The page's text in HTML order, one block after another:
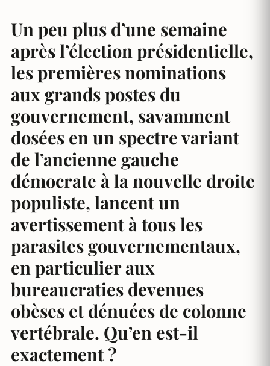
Un peu plus d’une semaine
après l’élection présidentielle,
les premières nominations
aux grands postes du
gouvernement, savamment
dosées en un spectre variant
de l’ancienne gauche
démocrate à la nouvelle droite
populiste, lancent un
avertissement à tous les
parasites gouvernementaux,
en particulier aux
bureaucraties devenues
obèses et dénuées de colonne
vertébrale. Qu’en est-il
exactement ?